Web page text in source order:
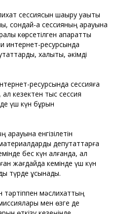
сессиясын шақыру уақыты
сондай-ақ сессияның қарауына
көрсетілген ақпаратты
интернет-ресурсында
халықты, әкімді
ресурсында сессияға
ал кезектен тыс сессия
үш күн бұрын
енгізілетін
депутаттарға
бес күн қалғанда, ал
жағдайда кемінде үш күн
түрде ұсынады.
тәртіппен мәслихаттың
мен өзге де